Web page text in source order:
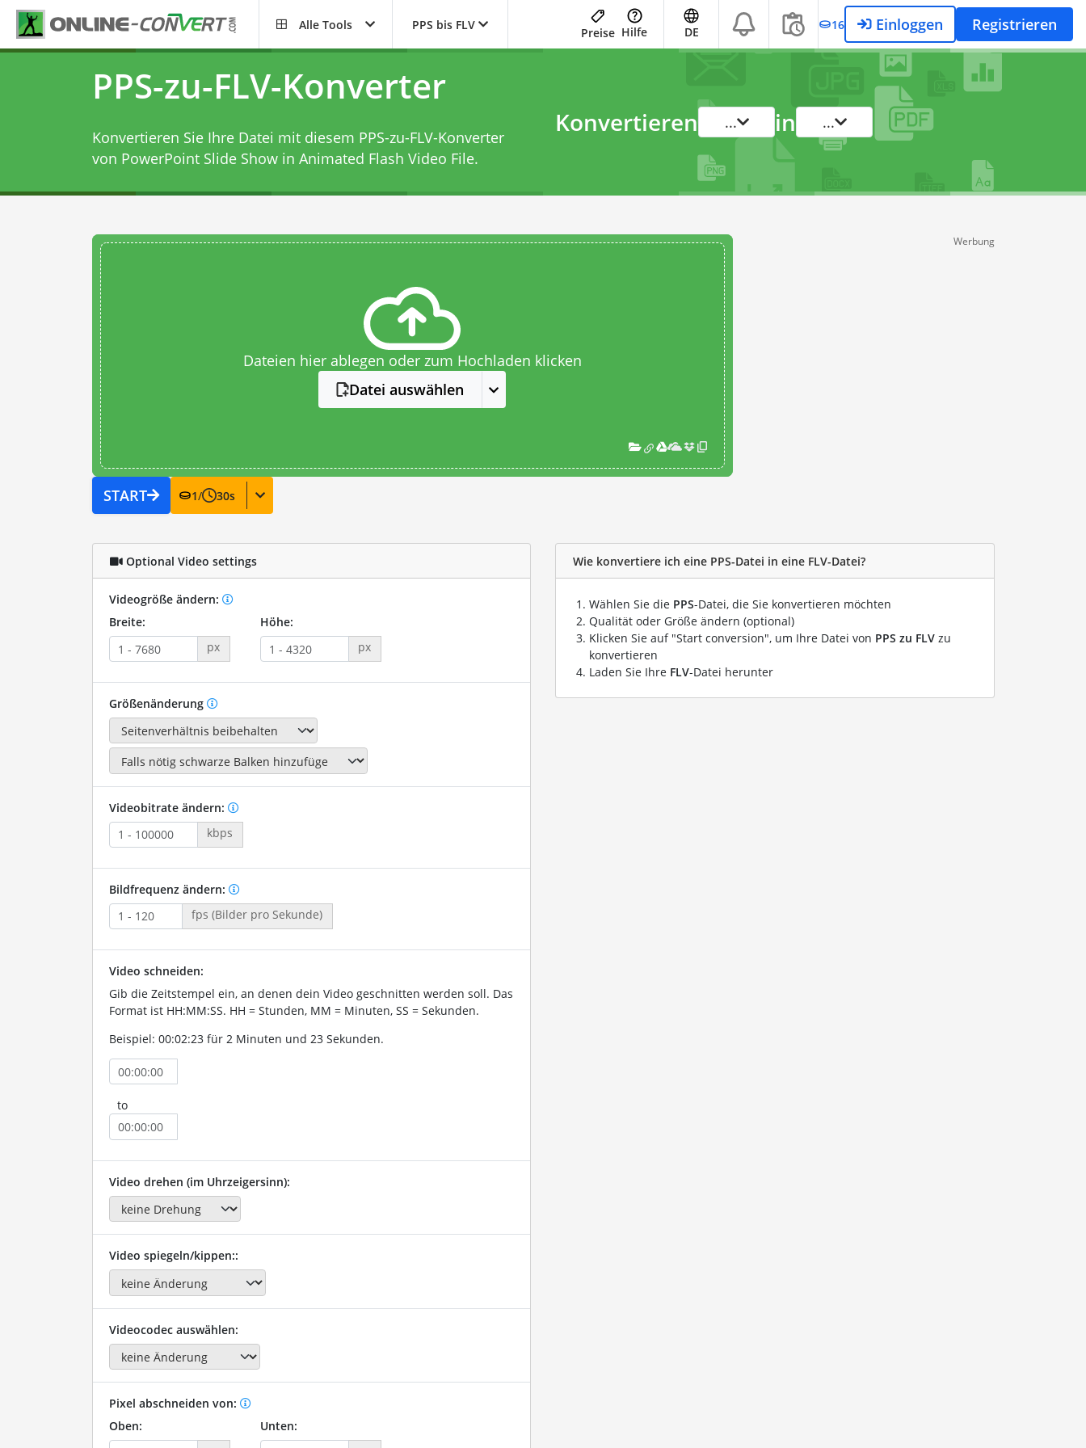
Alle Tools PPS bis FLV
Preise Hilfe DE 16 Einloggen Registrieren
PPS-zu-FLV-Konverter
Konvertieren Sie Ihre Datei mit diesem PPS-zu-FLV-Konverter
von PowerPoint Slide Show in Animated Flash Video File.
Konvertieren ... in ...
Dateien hier ablegen oder zum Hochladen klicken
Datei auswählen
START 1/ 30s
Werbung
Optional Video settings
Videogröße ändern:
Breite:
px
Höhe:
px
Größenänderung
Videobitrate ändern:
kbps
Bildfrequenz ändern:
fps (Bilder pro Sekunde)
Video schneiden:
Gib die Zeitstempel ein, an denen dein Video geschnitten werden soll. Das
Format ist HH:MM:SS. HH = Stunden, MM = Minuten, SS = Sekunden.
Beispiel: 00:02:23 für 2 Minuten und 23 Sekunden.
to
Video drehen (im Uhrzeigersinn):
Video spiegeln/kippen::
Videocodec auswählen:
Pixel abschneiden von:
Oben:
Unten:
Wie konvertiere ich eine PPS-Datei in eine FLV-Datei?
Wählen Sie die PPS-Datei, die Sie konvertieren möchten
Qualität oder Größe ändern (optional)
Klicken Sie auf "Start conversion", um Ihre Datei von PPS zu FLV zu
konvertieren
Laden Sie Ihre FLV-Datei herunter